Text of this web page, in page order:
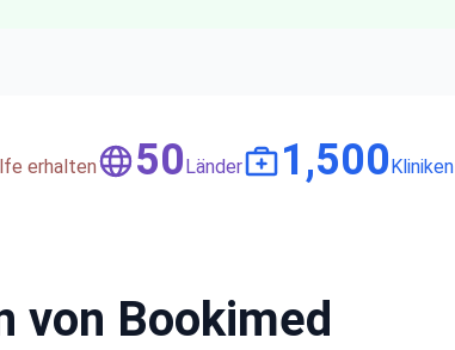
erhalten 50Länder 1,500Kliniken
von Bookimed